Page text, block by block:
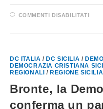
COMMENTI DISABILITATI
DC ITALIA / DC SICILIA /
DEMOCRAZIA CRISTIANA
REGIONALI / REGIONE
Bronte, la
conferma un